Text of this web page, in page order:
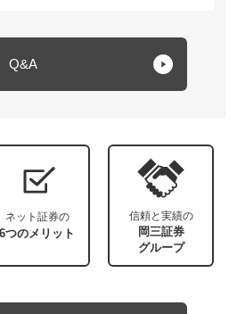
Q&A
ネット証券の
6つのメリット
信頼と実績の
岡三証券
グループ